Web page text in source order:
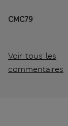
CMC79
Voir tous les
commentaires